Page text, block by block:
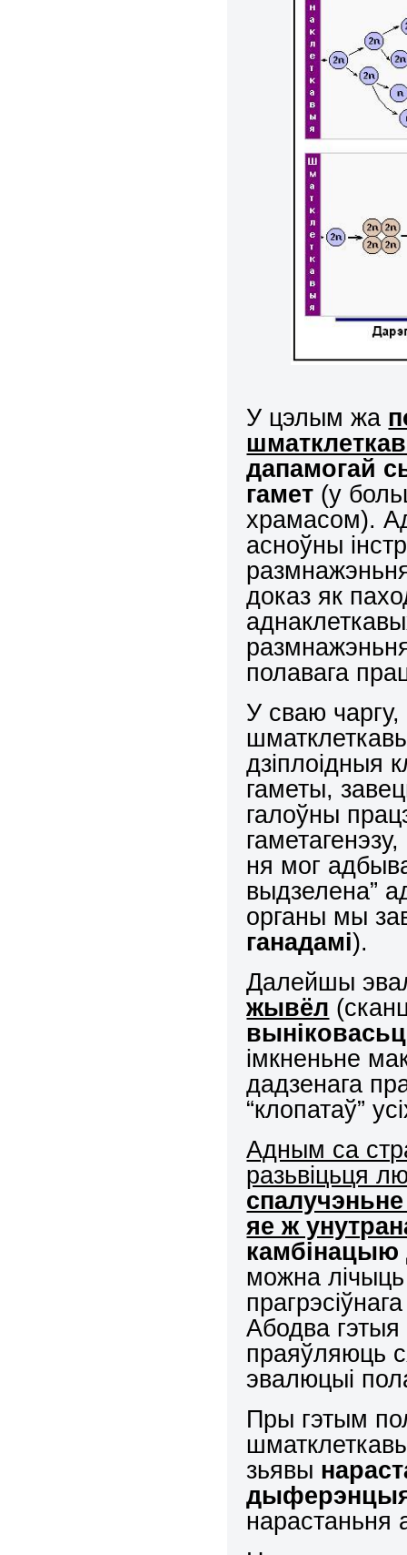
У цэлым жа
дапамогай
гамет (у
храмасом).
асноўны
доказ як
полавага
У сваю чаргу,
дзіплоідныя
гаметы,
галоўны
ня мог
выдзелена”
органы мы
ганадамі).
Далейшы
жывёл
імкненьне
дадзенага
“клопатаў”
Адным са
разьвіцьця
яе ж
камбінацыю
можна
Абодва
праяўляюць
эвалюцыі
Пры гэтым
зьявы
нарастаньня